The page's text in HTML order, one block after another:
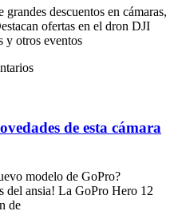
descuentos en cámaras,
ofertas en el dron DJI
y otros eventos
de esta cámara
modelo de GoPro?
del ansia! La GoPro Hero 12
de